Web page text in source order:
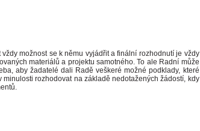
možnost se k němu vyjádřit a finální rozhodnutí je vždy
materiálů a projektu samotného. To ale Radní může
aby žadatelé dali Radě veškeré možné podklady, které
rozhodovat na základě nedotažených žádostí, kdy